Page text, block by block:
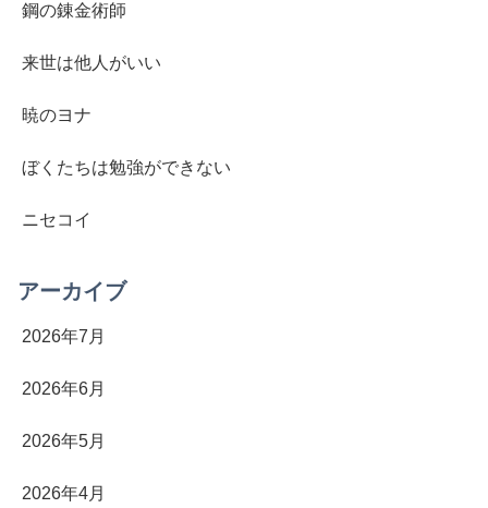
鋼の錬金術師
来世は他人がいい
暁のヨナ
ぼくたちは勉強ができない
ニセコイ
アーカイブ
2026年7月
2026年6月
2026年5月
2026年4月